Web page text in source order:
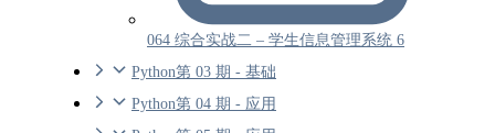
064 综合实战二 – 学生信息管理系统 6
Python第 03 期 - 基础
Python第 04 期 - 应用